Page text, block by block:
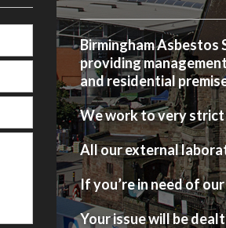
Birmingham Asbestos
providing
and residential
We work to very
All our external
If you’re in need of
Your issue will be